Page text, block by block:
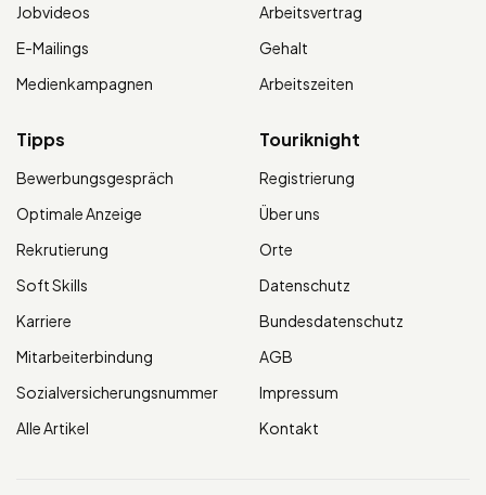
Jobvideos
E-Mailings
Medienkampagnen
Arbeitsvertrag
Gehalt
Arbeitszeiten
Tipps
Bewerbungsgespräch
Optimale Anzeige
Rekrutierung
Soft Skills
Karriere
Mitarbeiterbindung
Sozialversicherungsnummer
Alle Artikel
Touriknight
Registrierung
Über uns
Orte
Datenschutz
Bundesdatenschutz
AGB
Impressum
Kontakt